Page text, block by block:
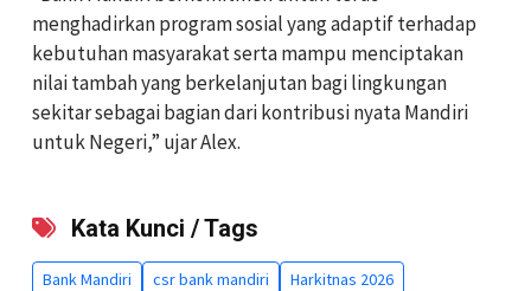
menghadirkan program sosial yang adaptif terhadap
kebutuhan masyarakat serta mampu menciptakan
nilai tambah yang berkelanjutan bagi lingkungan
sekitar sebagai bagian dari kontribusi nyata Mandiri
untuk Negeri,” ujar Alex.
Kata Kunci / Tags
Bank Mandiri csr bank mandiri
Harkitnas 2026